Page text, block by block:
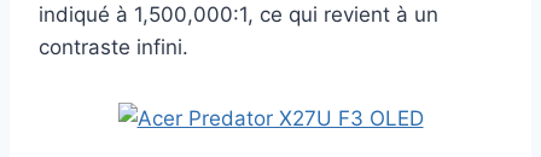
indiqué à 1,500,000:1, ce qui revient à un
contraste infini.